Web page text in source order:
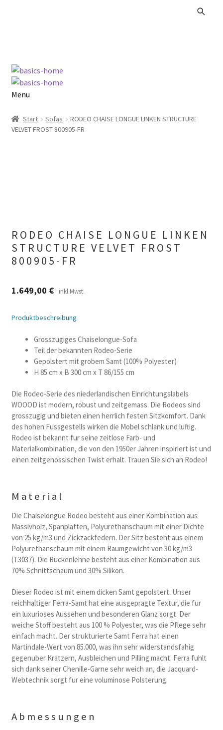
Zur
Navigation
springen
Zum
Inhalt
springen
Menu
Alle Produkte
Start Sofas
RODEO CHAISE LONGUE LINKEN STRUCTURE
VELVET FROST 800905-FR
RODEO CHAISE LONGUE LINKEN
STRUCTURE VELVET FROST
800905-FR
1.649,00 € inkl.Mwst.
Produktbeschreibung
Grosszugiges Chaiselongue-Sofa
Teil der bekannten Rodeo-Serie
Gepolstert mit grobem Samt (100% Polyester)
H 85 cm x B 300 cm x T 86/155 cm
Die Rodeo-Serie des niederlandischen Einrichtungslabels
WOOOD ist modern, robust und zeitgemass. Die Rodeos sind
grosszugig und bieten einen herrlich festen Sitzkomfort. Dank
des hohen Fussgestells wirken die Mobel schlank und luftig.
Rodeo ist bekannt fur seine zeitlose Farb- und
Materialkombination, die von den 1950er Jahren inspiriert ist und
einen zeitgenossischen Twist erhalt. Trauen Sie sich an Rodeo!
Material
Die Chaiselongue Rodeo besteht aus einer Kombination aus
Massivholz, Spanplatten, Polyurethanschaum mit einer Dichte
von 25 kg/m3 und Zickzackfedern. Der Sitz besteht aus einem
Polyurethanschaum mit einem Raumgewicht von 30 kg/m3
(T3037). Die Ruckenlehne besteht aus einer Kombination aus
70% Schnittschaum und 30% Silikon.
Dieser Rodeo ist mit einem dicken Samt gepolstert. Unser
reichhaltiger Ferra-Samt hat eine ausgepragte Textur, die fur
ein luxurioses Aussehen und besonderen Glanz sorgt. Der
weiche Stoff besteht aus 100 % Polyester, was die Pflege sehr
einfach macht. Der strukturierte Samt Ferra hat einen
Martindale-Wert von 85.000, was ihn sehr widerstandsfahig
gegenuber Kratzern, Ausbleichen und Pilling macht. Ferra fuhlt
sich dank seiner Chenille-Garne sehr weich an, die Jacquard-
Webtechnik sorgt fur eine voluminose Polsterung.
Abmessungen